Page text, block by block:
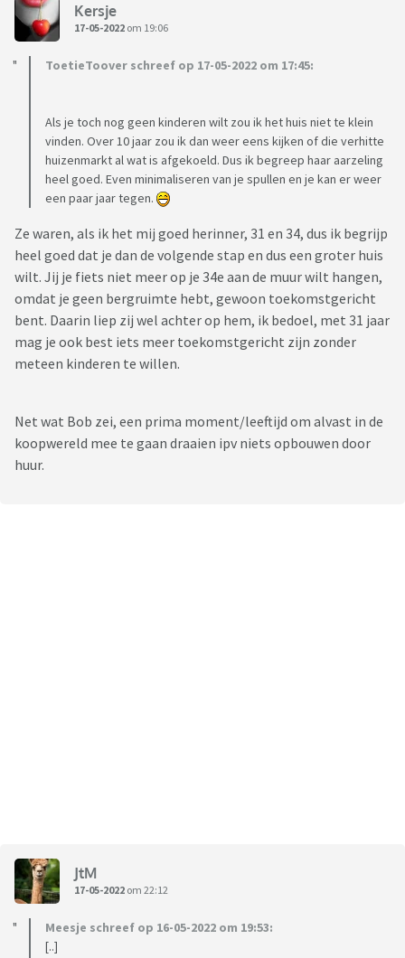
Kersje
17-05-2022 om 19:06
ToetieToover schreef op 17-05-2022 om 17:45:
Als je toch nog geen kinderen wilt zou ik het huis niet te klein
vinden. Over 10 jaar zou ik dan weer eens kijken of die verhitte
huizenmarkt al wat is afgekoeld. Dus ik begreep haar aarzeling
heel goed. Even minimaliseren van je spullen en je kan er weer
een paar jaar tegen.
Ze waren, als ik het mij goed herinner, 31 en 34, dus ik begrijp
heel goed dat je dan de volgende stap en dus een groter huis
wilt. Jij je fiets niet meer op je 34e aan de muur wilt hangen,
omdat je geen bergruimte hebt, gewoon toekomstgericht
bent. Daarin liep zij wel achter op hem, ik bedoel, met 31 jaar
mag je ook best iets meer toekomstgericht zijn zonder
meteen kinderen te willen.
Net wat Bob zei, een prima moment/leeftijd om alvast in de
koopwereld mee te gaan draaien ipv niets opbouwen door
huur.
JtM
17-05-2022 om 22:12
Meesje schreef op 16-05-2022 om 19:53:
[..]